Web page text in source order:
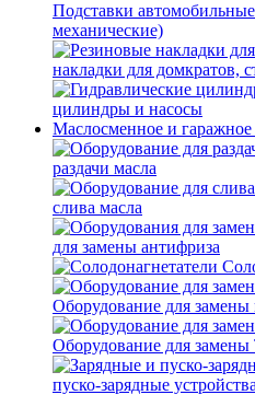
Подставки
механические)
накладки для домкратов,
цилиндры и насосы
Маслосменное и гаражное
раздачи масла
слива масла
для замены антифриза
Оборудование для
Оборудование для
пуско-зарядные устройства